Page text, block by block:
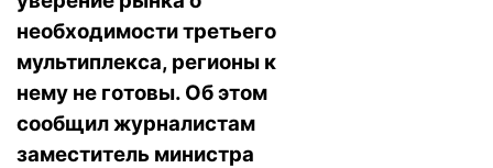
необходимости третьего
мультиплекса, регионы к
нему не готовы. Об этом
сообщил журналистам
заместитель министра